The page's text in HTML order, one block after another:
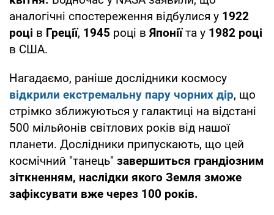
аналогічні спостереження відбулися у 1922
році в Греції, 1945 році в Японіїта у 1982 році
в США.
Нагадаємо, раніше дослідники космосу
відкрили екстремальну пару чорних дір, що
стрімко зближуються у галактиці на відстані
500 мільйонів світлових років від нашої
планети. Дослідники припускають, що цей
космічний "танець" завершиться грандіозним
зіткненням, наслідки якого Земля зможе
зафіксувати вже через 100 років.